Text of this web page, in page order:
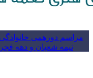
مراسم دورهمی
نیمه شعبان و دهه